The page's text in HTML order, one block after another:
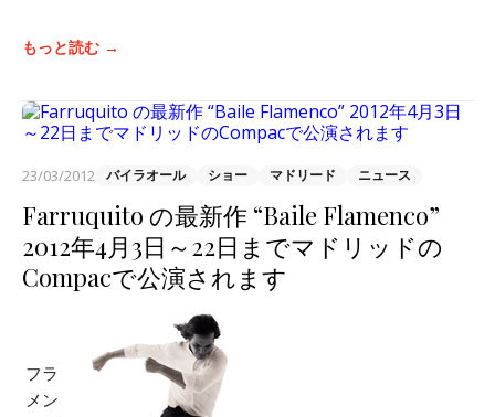
もっと読む →
23/03/2012 バイラオール ショー マドリード ニュース
Farruquito の最新作 “Baile Flamenco”
2012年4月3日～22日までマドリッドの
Compacで公演されます
フラ
メン